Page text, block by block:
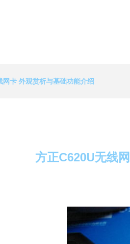
网卡 外观赏析与基础功能介绍
方正C620U无线